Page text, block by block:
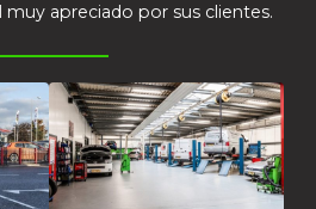
apreciado por sus clientes.